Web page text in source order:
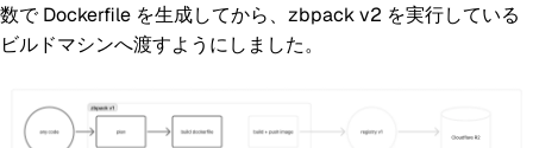
数で Dockerfile を生成してから、zbpack v2 を実行している
ビルドマシンへ渡すようにしました。